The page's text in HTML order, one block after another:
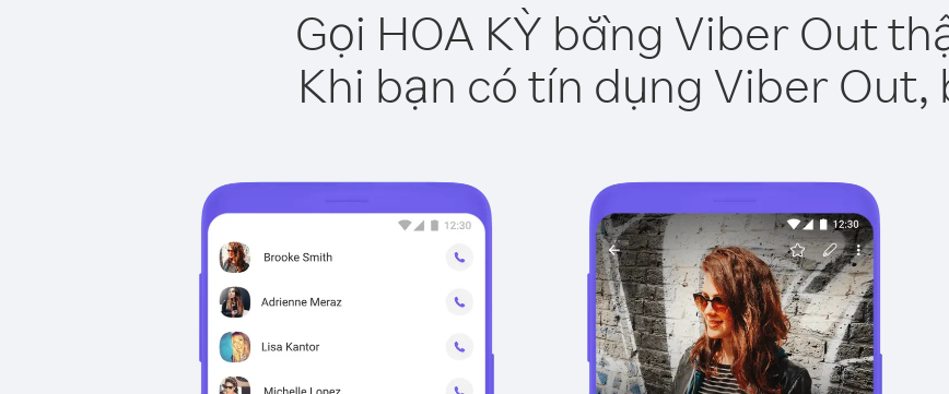
Gọi HOA KỲ bằng Viber Out
Khi bạn có tín dụng Viber Out,